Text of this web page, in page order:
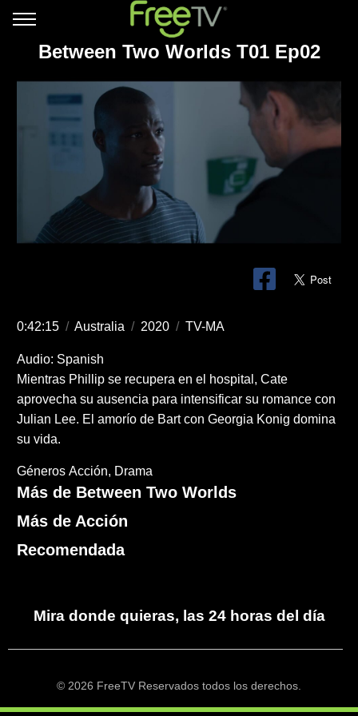
Between Two Worlds T01 Ep02
0:42:15 / Australia / 2020 / TV-MA
Audio: Spanish
Mientras Phillip se recupera en el hospital, Cate
aprovecha su ausencia para intensificar su romance con
Julian Lee. El amorío de Bart con Georgia Konig domina
su vida.
Géneros Acción Drama
Más de Between Two Worlds
Más de Acción
Recomendada
Mira donde quieras, las 24 horas del día
© 2026 FreeTV Reservados todos los derechos.